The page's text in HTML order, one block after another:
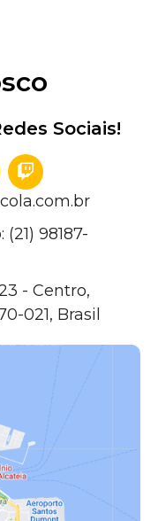
Sociais!
98187-
- Centro,
021, Brasil